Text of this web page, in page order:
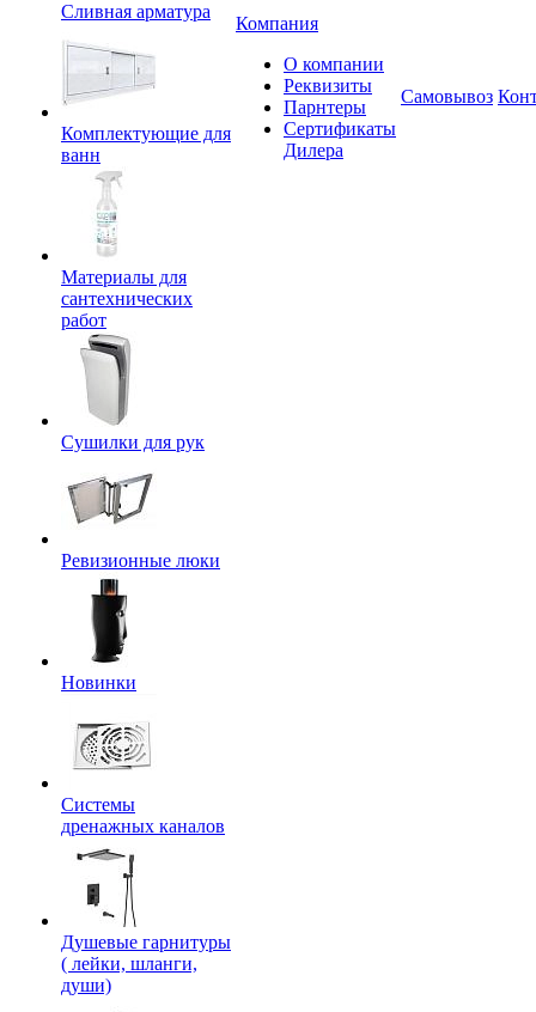
Сливная арматура
Комплектующие для
ванн
Материалы для
сантехнических
работ
Сушилки для рук
Ревизионные люки
Новинки
Системы
дренажных каналов
Душевые гарнитуры
( лейки, шланги,
души)
Компания
О компании
Реквизиты
Парнтеры
Сертификаты
Дилера
Самовывоз